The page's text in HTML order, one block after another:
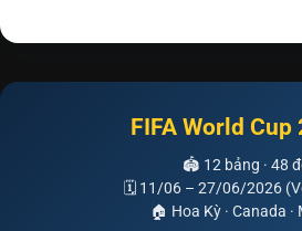
FIFA World Cup
🏟 12 bảng · 48
🗓 11/06 – 27/06/2026
🏠 Hoa Kỳ · Canada ·